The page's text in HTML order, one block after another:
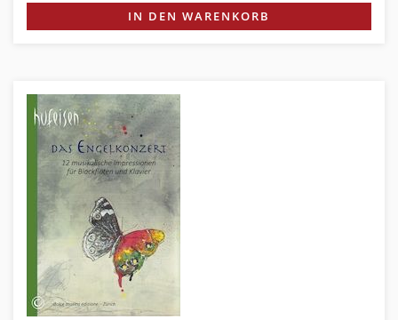
IN DEN WARENKORB